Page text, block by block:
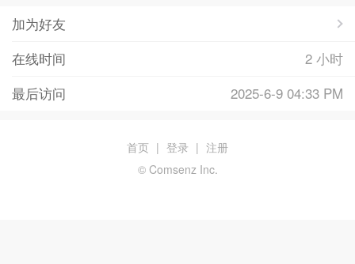
加为好友
在线时间
2 小时
最后访问
2025-6-9 04:33 PM
首页 | 登录 | 注册
© Comsenz Inc.